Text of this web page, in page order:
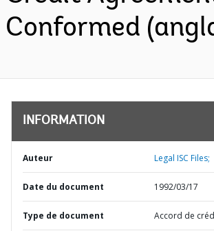
Conformed
INFORMATION
Auteur Legal ISC Files;
Date du document 1992/03/17
Type de document Accord de